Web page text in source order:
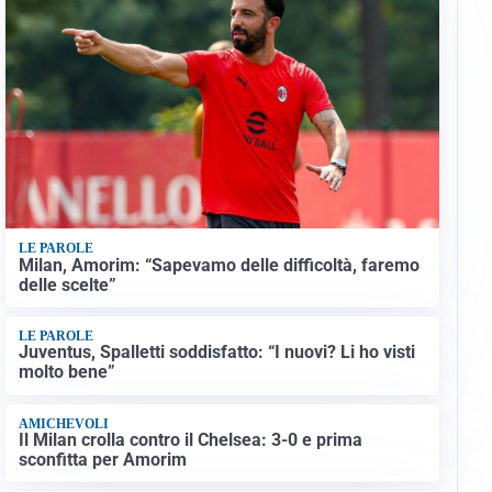
LE PAROLE
Milan, Amorim: “Sapevamo delle difficoltà, faremo
delle scelte”
LE PAROLE
Juventus, Spalletti soddisfatto: “I nuovi? Li ho visti
molto bene”
AMICHEVOLI
Il Milan crolla contro il Chelsea: 3-0 e prima
sconfitta per Amorim